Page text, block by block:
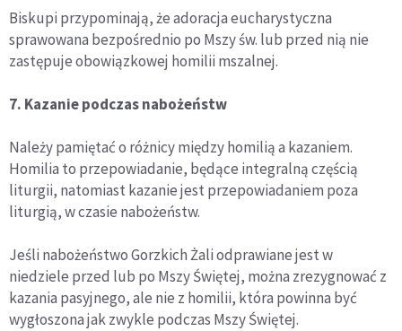
Biskupi przypominają, że adoracja eucharystyczna
sprawowana bezpośrednio po Mszy św. lub przed nią nie
zastępuje obowiązkowej homilii mszalnej.
7. Kazanie podczas nabożeństw
Należy pamiętać o różnicy między homilią a kazaniem.
Homilia to przepowiadanie, będące integralną częścią
liturgii, natomiast kazanie jest przepowiadaniem poza
liturgią, w czasie nabożeństw.
Jeśli nabożeństwo Gorzkich Żali odprawiane jest w
niedziele przed lub po Mszy Świętej, można zrezygnować z
kazania pasyjnego, ale nie z homilii, która powinna być
wygłoszona jak zwykle podczas Mszy Świętej.